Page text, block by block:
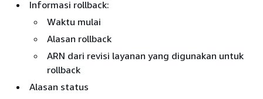
Informasi rollback:
Waktu mulai
Alasan rollback
ARN dari revisi layanan yang digunakan untuk
rollback
Alasan status